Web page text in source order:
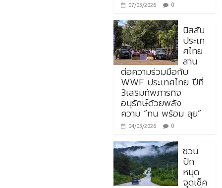
07/03/2026 0
นิสสัน
ประเท
ศไทย
สาน
ต่อความร่วมมือกับ
WWF ประเทศไทย ปีที่
3เสริมทัพภารกิจ
อนุรักษ์ด้วยพลัง
ความ “ทน พร้อม ลุย”
04/03/2026 0
ชวน
ปัก
หมุด
จุดเช็ค